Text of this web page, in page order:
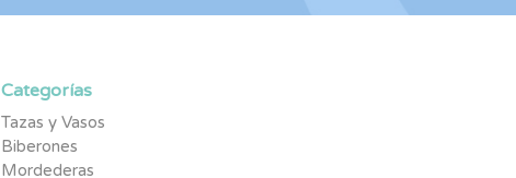
Categorías
Tazas y Vasos
Biberones
Mordederas